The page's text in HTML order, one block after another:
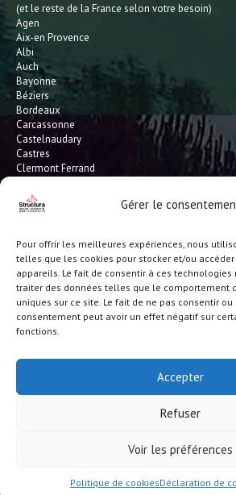
Gérer le
Pour offrir les meilleures expériences, nous
telles que les cookies pour stocker et/ou
appareils. Le fait de consentir à ces technologies
traiter des données telles que le comportement
uniques sur ce site. Le fait de ne pas consentir ou
consentement peut avoir un effet négatif sur
fonctions.
Accepter
Refuser
Voir les préférences
Politique de cookiesDéclaration de
(et le reste de la France selon votre besoin)
Agen
Aix-en Provence
Albi
Auch
Bayonne
Béziers
Bordeaux
Carcassonne
Castelnaudary
Castres
Clermont Ferrand
Gaillac
Hossegor
Limoges
L'Isle Jourdain
Montauban
Mont-de-Marsan
Montpellier
Narbonne
Pau
Saint-Gaudens
Crédits-ML
Réalisation
Consulting